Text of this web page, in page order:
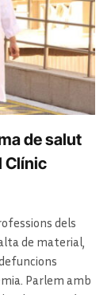
de salut
Clínic
dels
de material,
Parlem amb